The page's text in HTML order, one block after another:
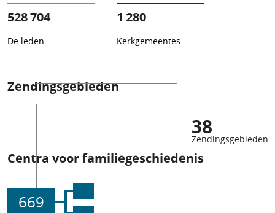
528 704
De leden
1 280
Kerkgemeentes
Zendingsgebieden
38
Zendingsgebieden
Centra voor familiegeschiedenis
669